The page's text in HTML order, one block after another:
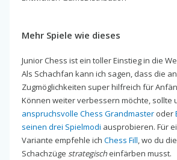
Mehr Spiele wie dieses
Junior Chess ist ein toller Einstieg in die
Als Schachfan kann ich sagen, dass die
Zugmöglichkeiten super hilfreich für
Können weiter verbessern möchte, sollte
anspruchsvolle Chess Grandmaster oder
seinen drei Spielmodi ausprobieren. Für
Variante empfehle ich Chess Fill, wo du
Schachzüge strategischeinfärben musst.